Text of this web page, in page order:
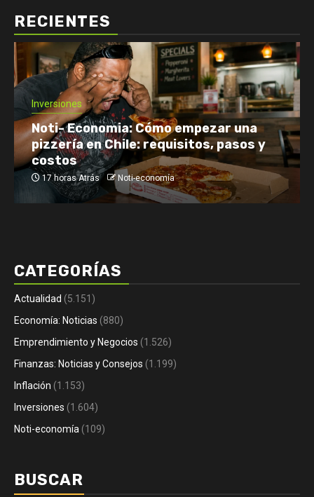
RECIENTES
Inversiones
Noti- Economia: Cómo empezar una
pizzería en Chile: requisitos, pasos y
costos
17 horas Atrás Noti-economía
CATEGORÍAS
Actualidad (5.151)
Economía: Noticias (880)
Emprendimiento y Negocios (1.526)
Finanzas: Noticias y Consejos (1.199)
Inflación (1.153)
Inversiones (1.604)
Noti-economía (109)
BUSCAR